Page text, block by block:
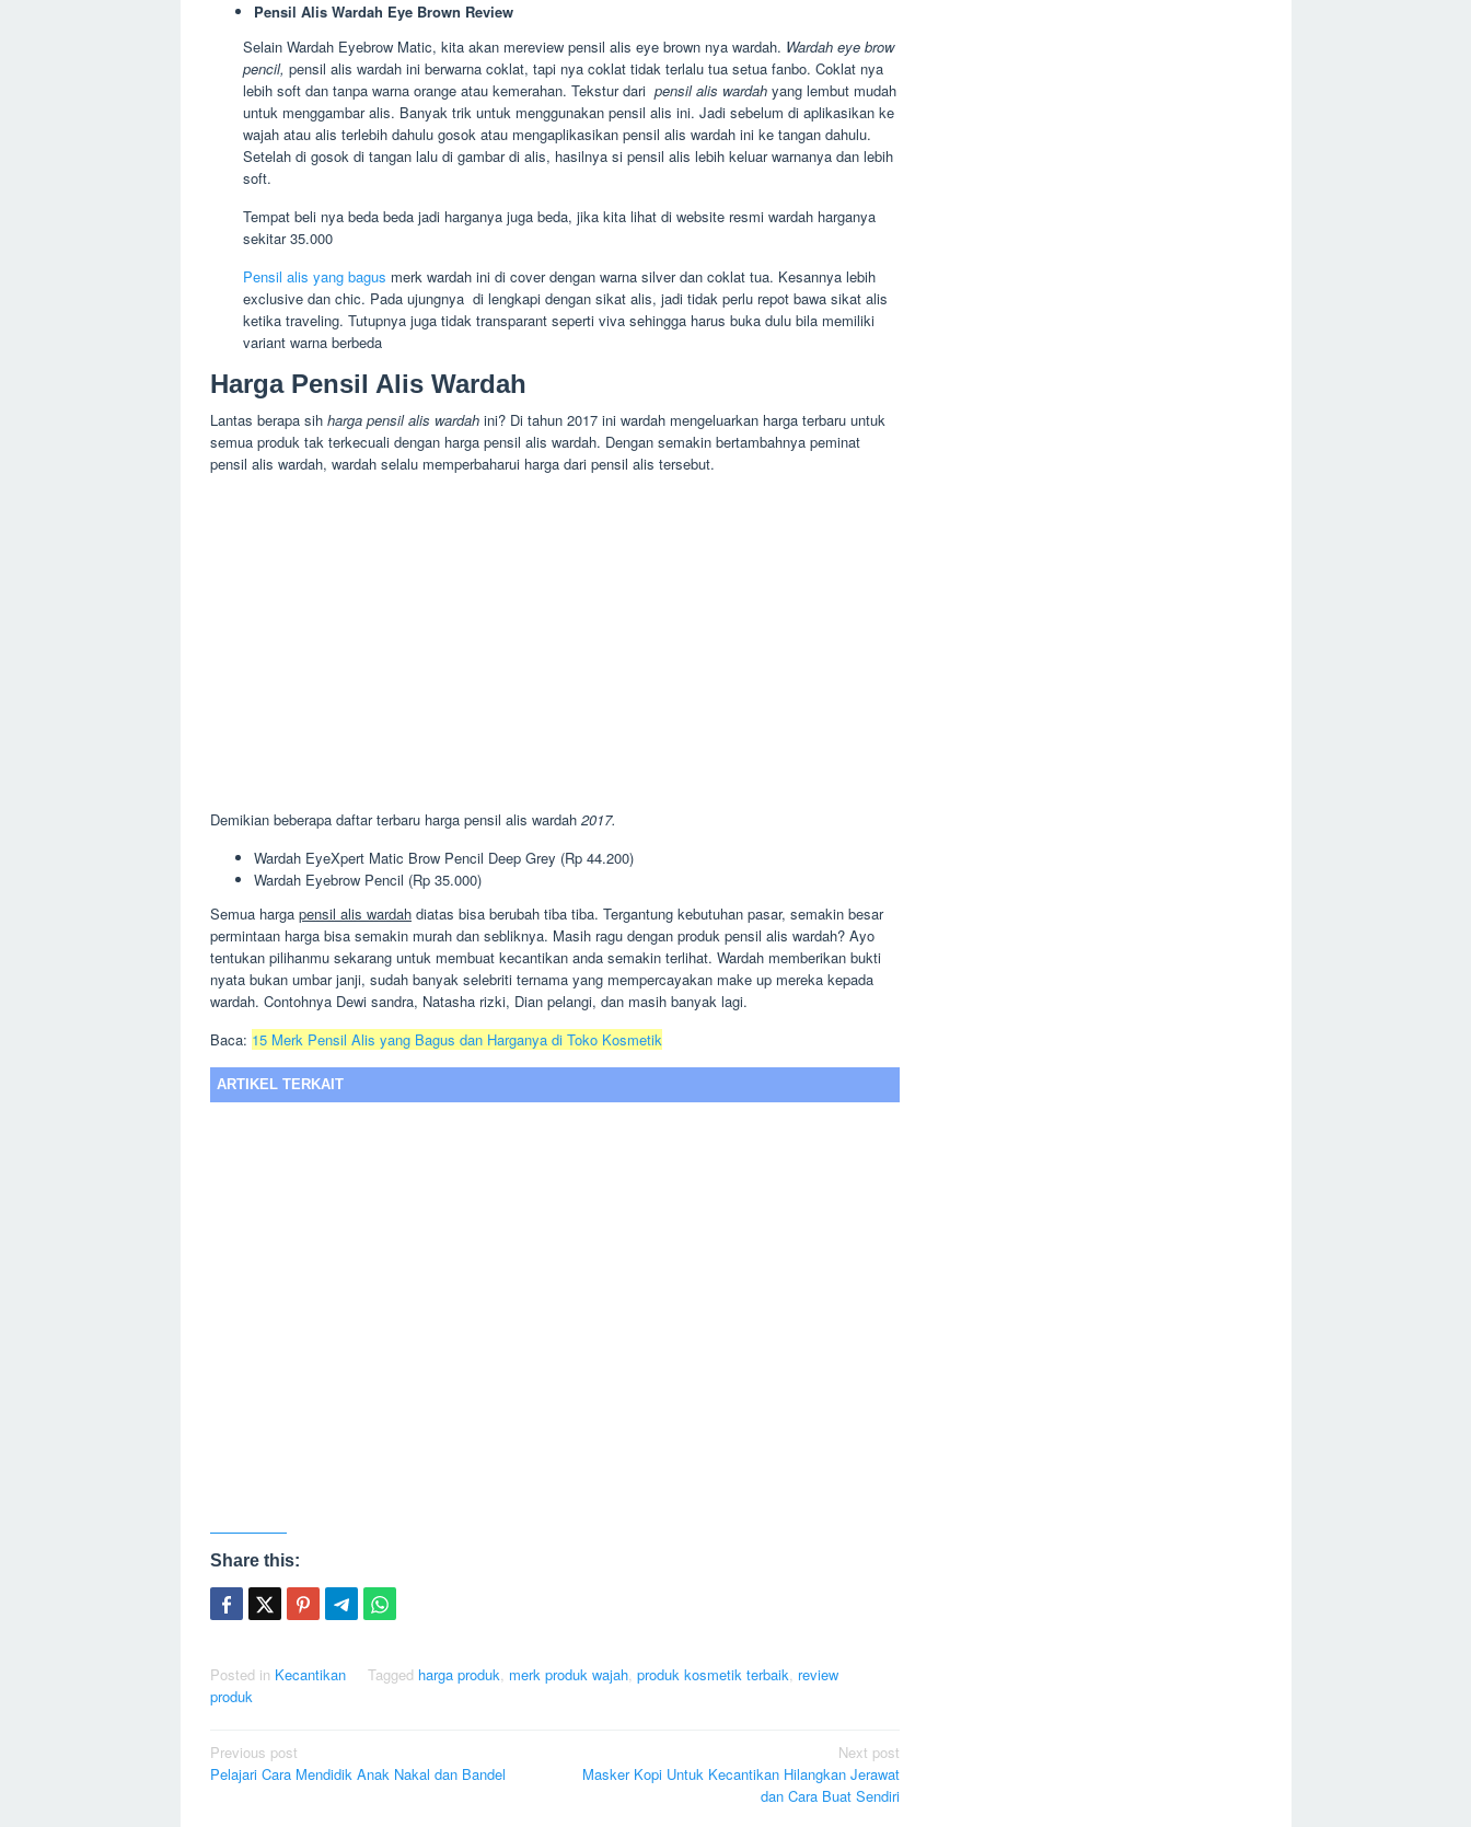
Pensil Alis Wardah Eye Brown Review
Selain Wardah Eyebrow Matic, kita akan mereview pensil alis eye brown nya wardah. Wardah eye brow
pencil, pensil alis wardah ini berwarna coklat, tapi nya coklat tidak terlalu tua setua fanbo. Coklat nya
lebih soft dan tanpa warna orange atau kemerahan. Tekstur dari pensil alis wardah yang lembut mudah
untuk menggambar alis. Banyak trik untuk menggunakan pensil alis ini. Jadi sebelum di aplikasikan ke
wajah atau alis terlebih dahulu gosok atau mengaplikasikan pensil alis wardah ini ke tangan dahulu.
Setelah di gosok di tangan lalu di gambar di alis, hasilnya si pensil alis lebih keluar warnanya dan lebih
soft.
Tempat beli nya beda beda jadi harganya juga beda, jika kita lihat di website resmi wardah harganya
sekitar 35.000
Pensil alis yang bagus merk wardah ini di cover dengan warna silver dan coklat tua. Kesannya lebih
exclusive dan chic. Pada ujungnya di lengkapi dengan sikat alis, jadi tidak perlu repot bawa sikat alis
ketika traveling. Tutupnya juga tidak transparant seperti viva sehingga harus buka dulu bila memiliki
variant warna berbeda
Harga Pensil Alis Wardah
Lantas berapa sih harga pensil alis wardah ini? Di tahun 2017 ini wardah mengeluarkan harga terbaru untuk
semua produk tak terkecuali dengan harga pensil alis wardah. Dengan semakin bertambahnya peminat
pensil alis wardah, wardah selalu memperbaharui harga dari pensil alis tersebut.
Demikian beberapa daftar terbaru harga pensil alis wardah 2017.
Wardah EyeXpert Matic Brow Pencil Deep Grey (Rp 44.200)
Wardah Eyebrow Pencil (Rp 35.000)
Semua harga pensil alis wardah diatas bisa berubah tiba tiba. Tergantung kebutuhan pasar, semakin besar
permintaan harga bisa semakin murah dan sebliknya. Masih ragu dengan produk pensil alis wardah? Ayo
tentukan pilihanmu sekarang untuk membuat kecantikan anda semakin terlihat. Wardah memberikan bukti
nyata bukan umbar janji, sudah banyak selebriti ternama yang mempercayakan make up mereka kepada
wardah. Contohnya Dewi sandra, Natasha rizki, Dian pelangi, dan masih banyak lagi.
Baca: 15 Merk Pensil Alis yang Bagus dan Harganya di Toko Kosmetik
ARTIKEL TERKAIT
Share this:
Posted in Kecantikan Tagged harga produk, merk produk wajah, produk kosmetik terbaik, review
produk
Post
navigation
Previous post
Pelajari Cara Mendidik Anak Nakal dan Bandel
Next post
Masker Kopi Untuk Kecantikan Hilangkan Jerawat
dan Cara Buat Sendiri